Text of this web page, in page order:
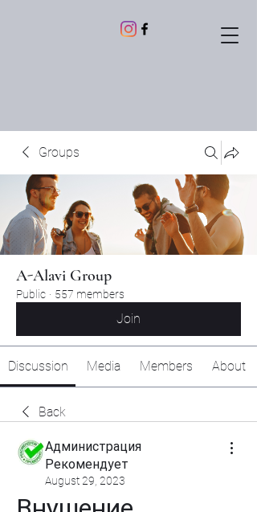
Groups
A-Alavi Group
Public · 557 members
Join
Discussion Media Members About
Back
Администрация
Рекомендует
August 29, 2023